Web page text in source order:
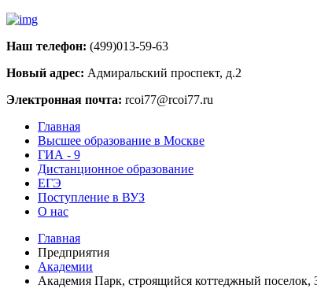
Наш телефон: (499)013-59-63
Новый адрес: Адмиральский проспект, д.2
Электронная почта: rcoi77@rcoi77.ru
Главная
Высшее образование в Москве
ГИА - 9
Дистанционное образование
ЕГЭ
Поступление в ВУЗ
О нас
Главная
Предприятия
Академии
Академия Парк, строящийся коттеджный